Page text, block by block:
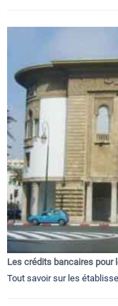
Les crédits bancaires pour
Tout savoir sur les